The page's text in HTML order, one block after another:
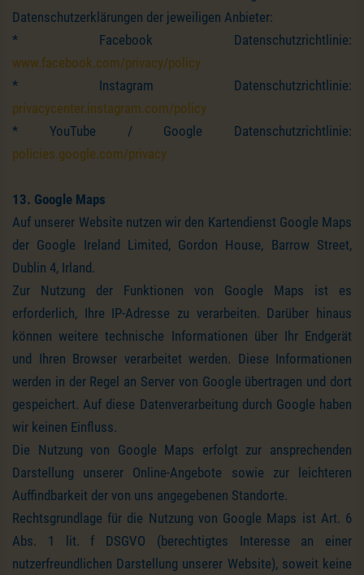
Datenschutzerklärungen der jeweiligen Anbieter:
* Facebook Datenschutzrichtlinie:
www.facebook.com/privacy/policy
* Instagram Datenschutzrichtlinie:
privacycenter.instagram.com/policy
* YouTube / Google Datenschutzrichtlinie:
policies.google.com/privacy
13. Google Maps
Auf unserer Website nutzen wir den Kartendienst Google Maps
der Google Ireland Limited, Gordon House, Barrow Street,
Dublin 4, Irland.
Zur Nutzung der Funktionen von Google Maps ist es
erforderlich, Ihre IP-Adresse zu verarbeiten. Darüber hinaus
können weitere technische Informationen über Ihr Endgerät
und Ihren Browser verarbeitet werden. Diese Informationen
werden in der Regel an Server von Google übertragen und dort
gespeichert. Auf diese Datenverarbeitung durch Google haben
wir keinen Einfluss.
Die Nutzung von Google Maps erfolgt zur ansprechenden
Darstellung unserer Online-Angebote sowie zur leichteren
Auffindbarkeit der von uns angegebenen Standorte.
Rechtsgrundlage für die Nutzung von Google Maps ist Art. 6
Abs. 1 lit. f DSGVO (berechtigtes Interesse an einer
nutzerfreundlichen Darstellung unserer Website), soweit keine